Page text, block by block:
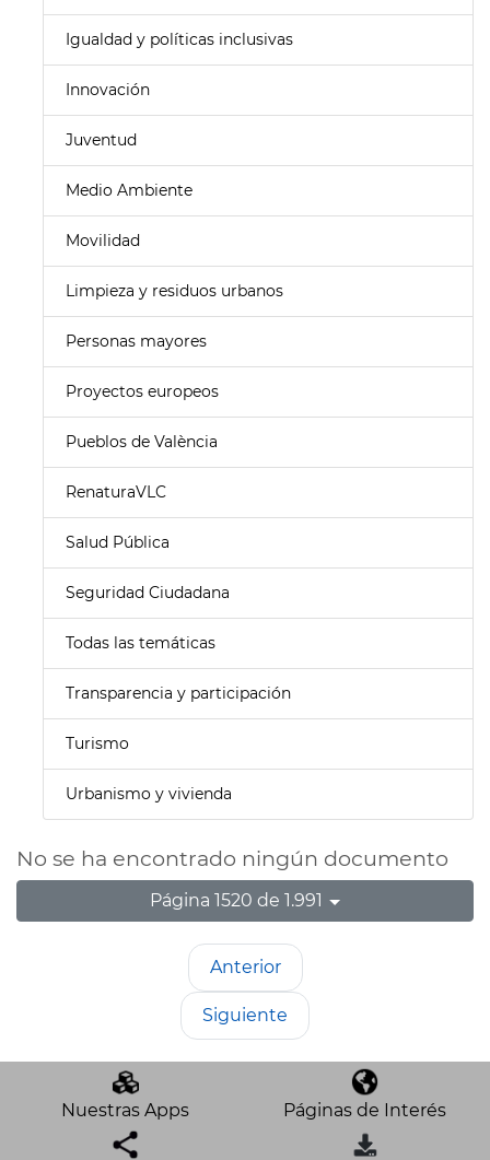
Igualdad y políticas inclusivas
Innovación
Juventud
Medio Ambiente
Movilidad
Limpieza y residuos urbanos
Personas mayores
Proyectos europeos
Pueblos de València
RenaturaVLC
Salud Pública
Seguridad Ciudadana
Todas las temáticas
Transparencia y participación
Turismo
Urbanismo y vivienda
No se ha encontrado ningún documento
Página 1520 de 1.991
Anterior
Siguiente
Nuestras Apps Páginas de Interés